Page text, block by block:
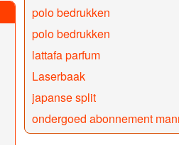
polo bedrukken
polo bedrukken
lattafa parfum
Laserbaak
japanse split
ondergoed abonnement